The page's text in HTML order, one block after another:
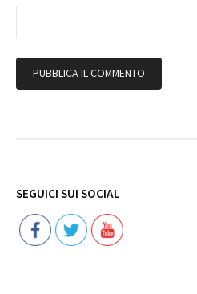
SEGUICI SUI SOCIAL